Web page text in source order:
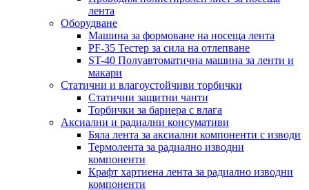
лента
Оборудване
Машина за формоване на носеща лента
PF-35 Тестер за сила на отлепване
ST-40 Полуавтоматична машина за ленти и
макари
Статични и влагоустойчиви торбички
Статични защитни чанти
Торбички за бариера с влага
Аксиални и радиални консумативи
Бяла лента за аксиални компоненти с изводи
Термолента за радиално изводни
компоненти
Крафт хартиена лента за радиално изводни
компоненти